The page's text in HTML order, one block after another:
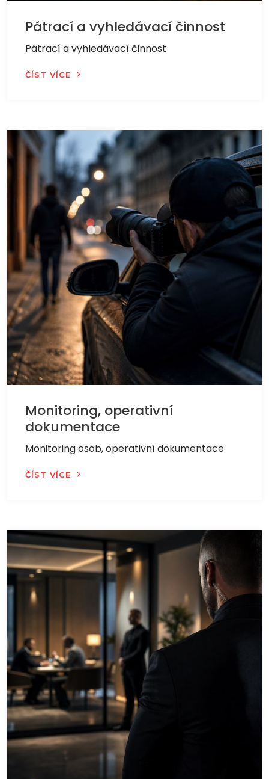
Pátrací a vyhledávací činnost
Pátrací a vyhledávací činnost
ČÍST VÍCE
Monitoring, operativní
dokumentace
Monitoring osob, operativní dokumentace
ČÍST VÍCE